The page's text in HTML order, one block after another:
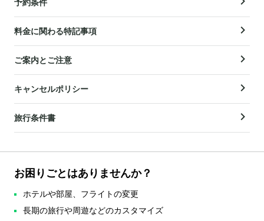
予約条件
料金に関わる特記事項
ご案内とご注意
キャンセルポリシー
旅行条件書
お困りごとはありませんか？
ホテルや部屋、フライトの変更
長期の旅行や周遊などのカスタマイズ